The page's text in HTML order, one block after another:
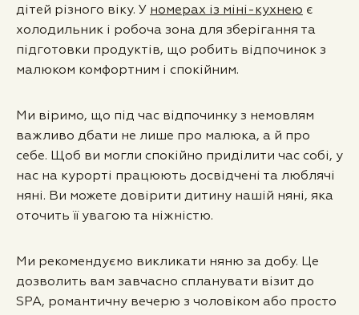
дітей різного віку. У номерах із міні-кухнею є
холодильник і робоча зона для зберігання та
підготовки продуктів, що робить відпочинок з
малюком комфортним і спокійним.
Ми віримо, що під час відпочинку з немовлям
важливо дбати не лише про малюка, а й про
себе. Щоб ви могли спокійно приділити час собі, у
нас на курорті працюють досвідчені та люблячі
няні. Ви можете довірити дитину нашій няні, яка
оточить її увагою та ніжністю.
Ми рекомендуємо викликати няню за добу. Це
дозволить вам завчасно спланувати візит до
SPA, романтичну вечерю з чоловіком або просто